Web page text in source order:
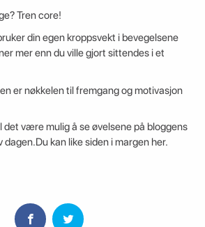
Tren core!
din egen kroppsvekt i bevegelsene
mer enn du ville gjort sittendes i et
er nøkkelen til fremgang og motivasjon
det være mulig å se øvelsene på bloggens
kan like siden i margen her.